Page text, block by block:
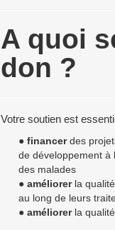
A quoi
don ?
Votre soutien est
● financerdes
de développement à
des malades
● améliorerla
au long de leurs
● améliorerla